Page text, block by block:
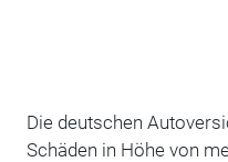
Die deutschen
Schäden in Höhe von